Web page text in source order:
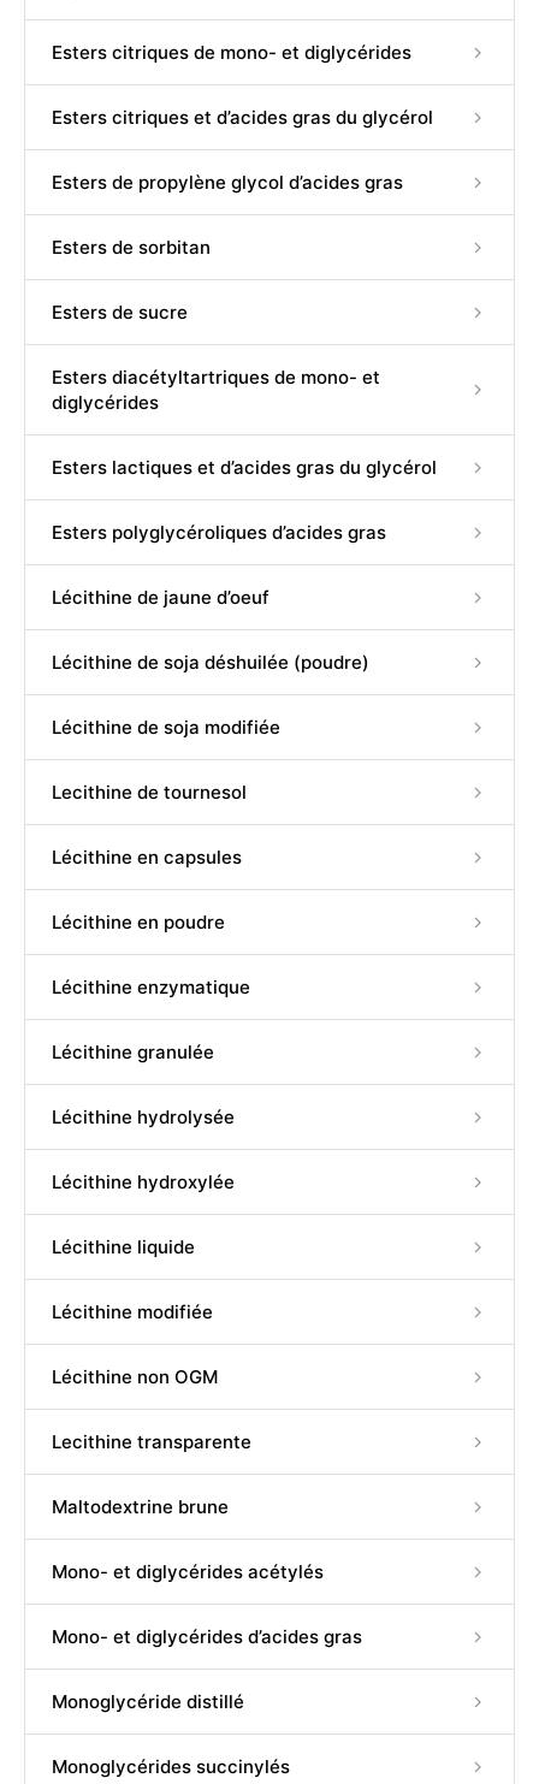
Esters citriques de mono- et diglycérides
Esters citriques et d’acides gras du glycérol
Esters de propylène glycol d’acides gras
Esters de sorbitan
Esters de sucre
Esters diacétyltartriques de mono- et
diglycérides
Esters lactiques et d’acides gras du glycérol
Esters polyglycéroliques d’acides gras
Lécithine de jaune d’oeuf
Lécithine de soja déshuilée (poudre)
Lécithine de soja modifiée
Lecithine de tournesol
Lécithine en capsules
Lécithine en poudre
Lécithine enzymatique
Lécithine granulée
Lécithine hydrolysée
Lécithine hydroxylée
Lécithine liquide
Lécithine modifiée
Lécithine non OGM
Lecithine transparente
Maltodextrine brune
Mono- et diglycérides acétylés
Mono- et diglycérides d’acides gras
Monoglycéride distillé
Monoglycérides succinylés